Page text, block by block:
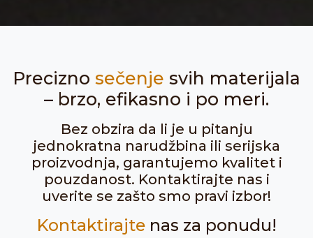
Precizno sečenje svih materijala
– brzo, efikasno i po meri.
Bez obzira da li je u pitanju
jednokratna narudžbina ili serijska
proizvodnja, garantujemo kvalitet i
pouzdanost. Kontaktirajte nas i
uverite se zašto smo pravi izbor!
Kontaktirajtenas za ponudu!